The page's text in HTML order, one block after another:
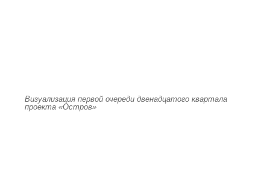
Визуализация первой очереди двенадцатого квартала
проекта «Остров»